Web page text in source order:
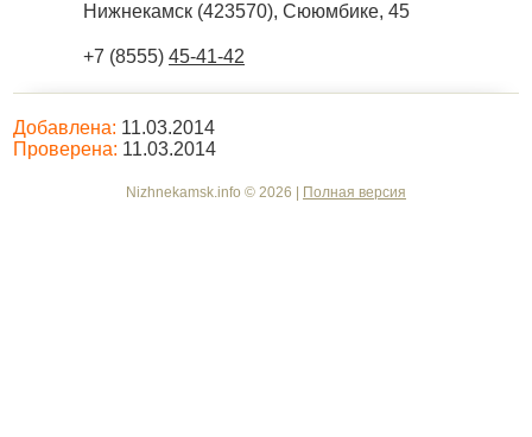
Нижнекамск (423570), Сююмбике, 45
+7 (8555) 45-41-42
Добавлена: 11.03.2014
Проверена: 11.03.2014
Nizhnekamsk.info © 2026 | Полная версия